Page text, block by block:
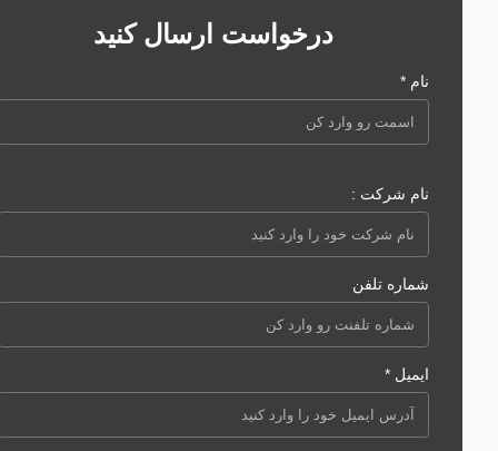
درخواست ارسال کنید
نام شرکت :
شماره تلفن
ایمیل *